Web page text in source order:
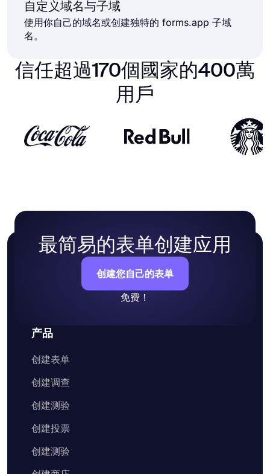
自定义域名与子域
使用你自己的域名或创建独特的 forms.app 子域
名。
信任超過170個國家的400萬
用戶
最简易的表单创建应用
创建您自己的表单
免费！
产品
创建表单
创建调查
创建测验
创建投票
创建测验